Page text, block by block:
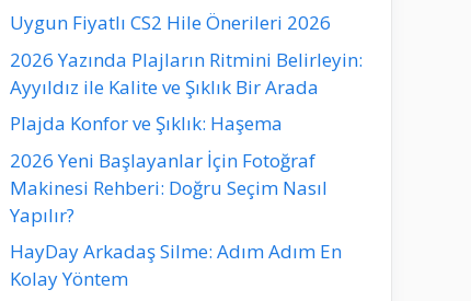
Uygun Fiyatlı CS2 Hile Önerileri 2026
2026 Yazında Plajların Ritmini Belirleyin:
Ayyıldız ile Kalite ve Şıklık Bir Arada
Plajda Konfor ve Şıklık: Haşema
2026 Yeni Başlayanlar İçin Fotoğraf
Makinesi Rehberi: Doğru Seçim Nasıl
Yapılır?
HayDay Arkadaş Silme: Adım Adım En
Kolay Yöntem